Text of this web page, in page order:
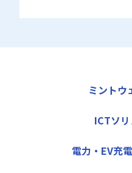
ミントウ
ICTソ
電力・EV充